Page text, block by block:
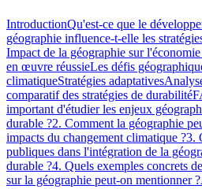
IntroductionQu'est-ce que le
géographie influence-t-elle les
Impact de la géographie sur
en œuvre réussieLes défis
climatiqueStratégies adaptatives
comparatif des stratégies de durabilité
important d'étudier les enjeux
durable ?2. Comment la géographie
impacts du changement climatique ?3.
publiques dans l'intégration de la
durable ?4. Quels exemples concrets
sur la géographie peut-on mentionner ?